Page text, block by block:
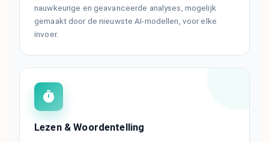
nauwkeurige en geavanceerde analyses, mogelijk
gemaakt door de nieuwste AI-modellen, voor elke
invoer.
Lezen & Woordentelling